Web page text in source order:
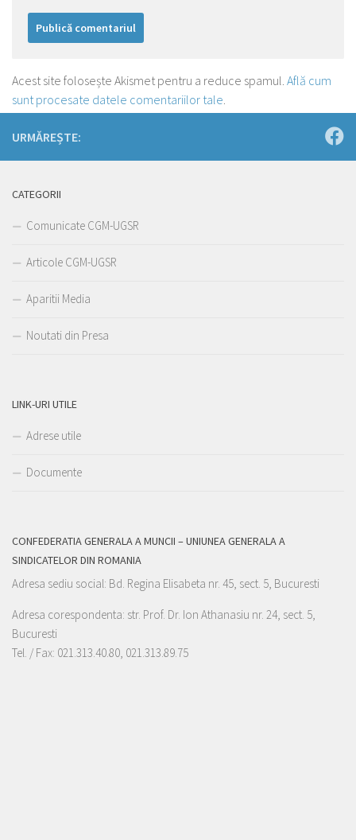
Acest site folosește Akismet pentru a reduce spamul. Află cum
sunt procesate datele comentariilor tale.
URMĂREȘTE:
CATEGORII
Comunicate CGM-UGSR
Articole CGM-UGSR
Aparitii Media
Noutati din Presa
LINK-URI UTILE
Adrese utile
Documente
CONFEDERATIA GENERALA A MUNCII – UNIUNEA GENERALA A
SINDICATELOR DIN ROMANIA
Adresa sediu social: Bd. Regina Elisabeta nr. 45, sect. 5, Bucuresti
Adresa corespondenta: str. Prof. Dr. Ion Athanasiu nr. 24, sect. 5,
Bucuresti
Tel. / Fax: 021.313.40.80, 021.313.89.75